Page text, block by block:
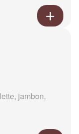
jambon,